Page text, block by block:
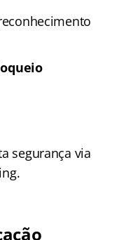
segurança via